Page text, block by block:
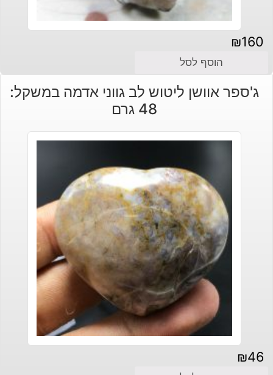
₪160
הוסף לסל
ג'ספר אוושן ליטוש לב גווני אדמה במשקל:
48 גרם
₪46